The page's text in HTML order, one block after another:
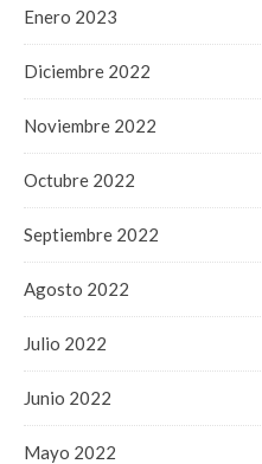
Enero 2023
Diciembre 2022
Noviembre 2022
Octubre 2022
Septiembre 2022
Agosto 2022
Julio 2022
Junio 2022
Mayo 2022